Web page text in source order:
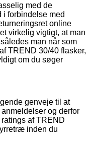
med de
forbindelse med
online
virkelig vigtigt, at man
man når som
TREND 30/40 flasker,
om du søger
genveje til at
og derfor
af TREND
inden du